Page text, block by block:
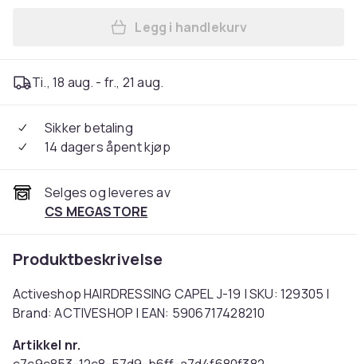
Legg Activeshop
Legg i handlekurv
Ti., 18 aug. - fr., 21 aug.
Sikker betaling
14 dagers åpent kjøp
Selges og leveres av
CS MEGASTORE
Produktbeskrivelse
Activeshop HAIRDRESSING CAPEL J-19 | SKU: 129305 |
Brand: ACTIVESHOP | EAN: 5906717428210
Artikkel nr.